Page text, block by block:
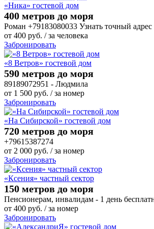
«Ника» гостевой дом
400 метров до моря
Роман +79183080033 Узнать точный адрес
от 400 руб. / за человека
Забронировать
«8 Ветров» гостевой дом
590 метров до моря
89189072951 - Людмила
от 1 500 руб. / за номер
Забронировать
«На Сибирской» гостевой дом
720 метров до моря
+79615387274
от 2 000 руб. / за номер
Забронировать
«Ксения» частный сектор
150 метров до моря
Пенсионерам, инвалидам - 1 день
от 400 руб. / за номер
Забронировать